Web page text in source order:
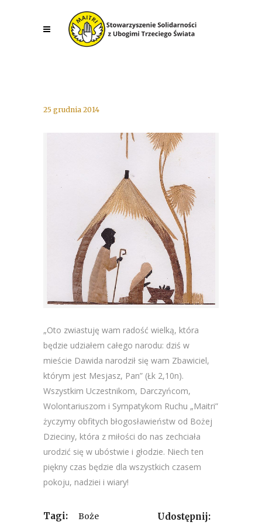
25 grudnia 2014
„Oto zwiastuję wam radość wielką, która
będzie udziałem całego narodu: dziś w
mieście Dawida narodził się wam Zbawiciel,
którym jest Mesjasz, Pan” (Łk 2,10n).
Wszystkim Uczestnikom, Darczyńcom,
Wolontariuszom i Sympatykom Ruchu „Maitri”
życzymy obfitych błogosławieństw od Bożej
Dzieciny, która z miłości do nas zechciała
urodzić się w ubóstwie i głodzie. Niech ten
piękny czas będzie dla wszystkich czasem
pokoju, nadziei i wiary!
Tagi:
Boże
Udostępnij: